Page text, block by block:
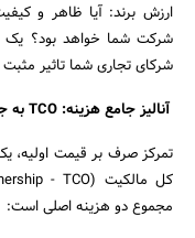
ارزش برند: آیا ظاهر و
شرکت شما خواهد بود؟ یک
شرکای تجاری شما تاثیر مثبت
آنالیز جامع هزینه: TCO به جای قیمت اولیه
تمرکز صرف بر قیمت اولیه،
مجموع دو هزینه اصلی است: